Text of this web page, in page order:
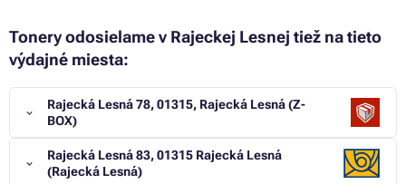
Tonery odosielame v Rajeckej Lesnej tiež na tieto
výdajné miesta:
Rajecká Lesná 78, 01315, Rajecká Lesná (Z-
BOX)
Rajecká Lesná 83, 01315 Rajecká Lesná
(Rajecká Lesná)